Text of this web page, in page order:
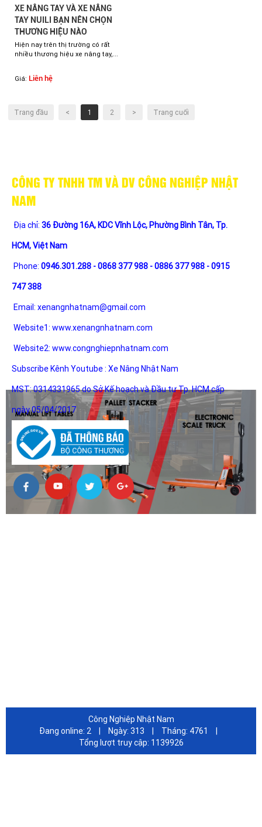
XE NÂNG TAY VÀ XE NÂNG
TAY NUILI BẠN NÊN CHỌN
THƯƠNG HIỆU NÀO
Hiện nay trên thị trường có rất
nhiều thương hiệu xe nâng tay,...
Giá: Liên hệ
Trang đầu < 1 2 > Trang cuối
CÔNG TY TNHH TM VÀ DV CÔNG NGHIỆP NHẬT
NAM
Địa chỉ: 36 Đường 16A, KDC Vĩnh Lộc, Phường Bình Tân, Tp.
HCM, Việt Nam
Phone: 0946.301.288 - 0868 377 988 - 0886 377 988 - 0915
747 388
Email: xenangnhatnam@gmail.com
Website1: www.xenangnhatnam.com
Website2: www.congnghiepnhatnam.com
Subscribe Kênh Youtube : Xe Nâng Nhật Nam
MST: 0314331965 do Sở Kế hoạch và Đầu tư Tp. HCM cấp
ngày 05/04/2017
Công Nghiệp Nhật Nam
Đang online: 2 Ngày: 313 Tháng: 4761
Tổng lượt truy cập: 1139926